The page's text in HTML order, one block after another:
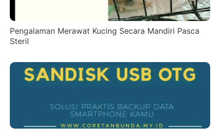
Pengalaman Merawat Kucing Secara Mandiri Pasca
Steril